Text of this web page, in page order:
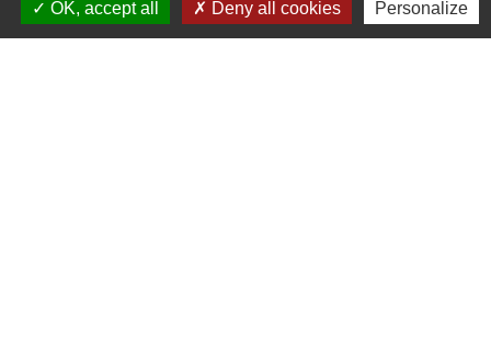
OK, accept all
Deny all cookies Personalize